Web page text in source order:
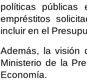
políticas públicas
empréstitos
incluir en el
Además, la visión
Ministerio de la
Economía.